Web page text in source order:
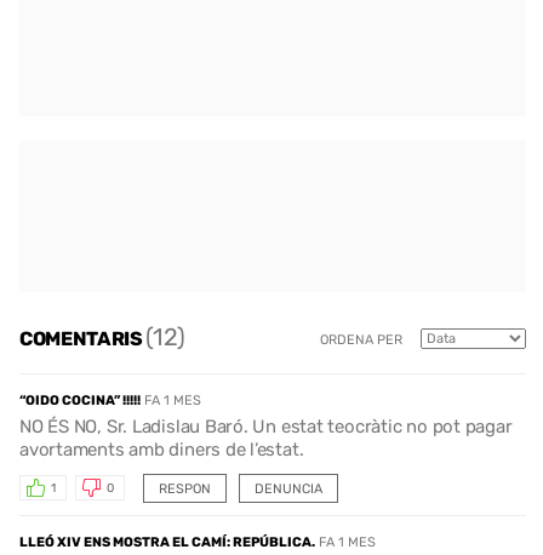
COMENTARIS(12) ORDENA PER
“OIDO COCINA” !!!!! FA 1 MES
NO ÉS NO, Sr. Ladislau Baró. Un estat teocràtic no pot pagar
avortaments amb diners de l’estat.
RESPON
1 0 DENUNCIA
LLEÓ XIV ENS MOSTRA EL CAMÍ: REPÚBLICA. FA 1 MES